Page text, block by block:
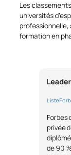
Les
universités
professionnelle,
formation en
Liste
Forbes
privée
de 90